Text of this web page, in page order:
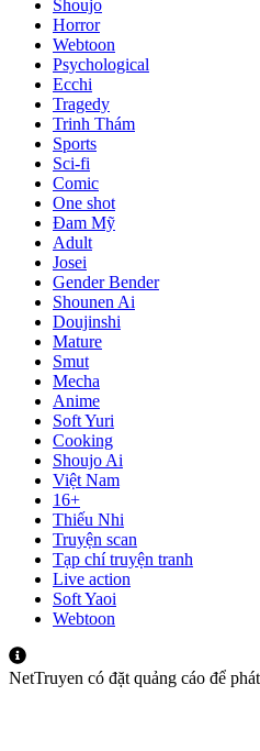
Shoujo
Horror
Webtoon
Psychological
Ecchi
Tragedy
Trinh Thám
Sports
Sci-fi
Comic
One shot
Đam Mỹ
Adult
Josei
Gender Bender
Shounen Ai
Doujinshi
Mature
Smut
Mecha
Anime
Soft Yuri
Cooking
Shoujo Ai
Việt Nam
16+
Thiếu Nhi
Truyện scan
Tạp chí truyện tranh
Live action
Soft Yaoi
Webtoon
NetTruyen có đặt quảng cáo để